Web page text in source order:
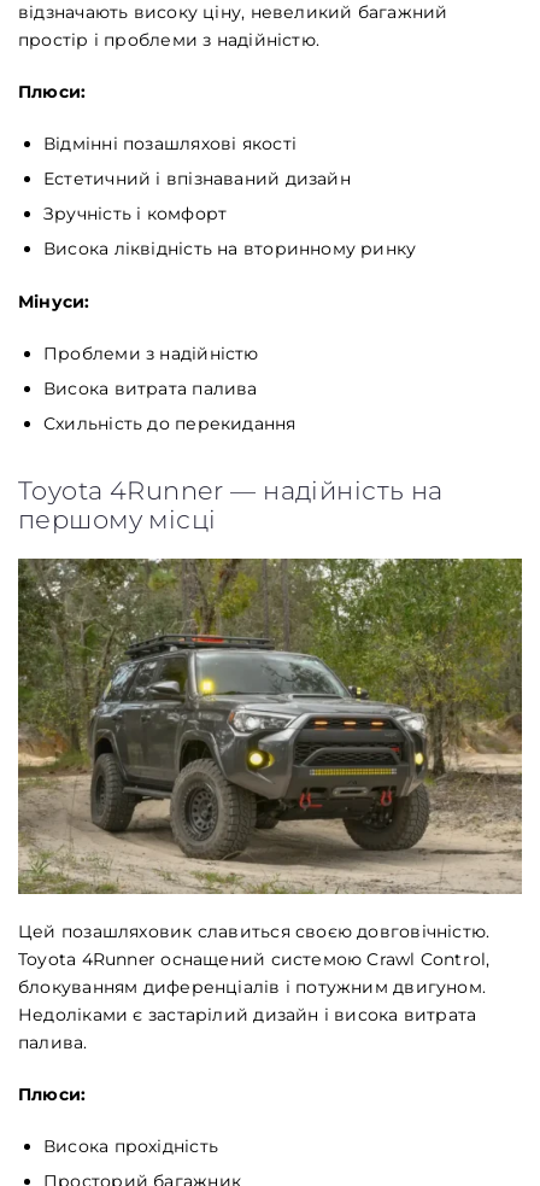
відзначають високу ціну, невеликий багажний
простір і проблеми з надійністю.
Плюси:
Відмінні позашляхові якості
Естетичний і впізнаваний дизайн
Зручність і комфорт
Висока ліквідність на вторинному ринку
Мінуси:
Проблеми з надійністю
Висока витрата палива
Схильність до перекидання
Toyota 4Runner — надійність на
першому місці
Цей позашляховик славиться своєю довговічністю.
Toyota 4Runner оснащений системою Crawl Control,
блокуванням диференціалів і потужним двигуном.
Недоліками є застарілий дизайн і висока витрата
палива.
Плюси:
Висока прохідність